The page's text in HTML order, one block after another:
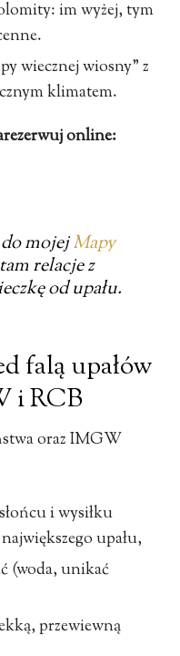
im wyżej, tym
wiecznej wiosny” z
klimatem.
online:
mojejMapy
relacje z
od upału.
falą upałów
i RCB
oraz IMGW
i wysiłku
upału,
(woda, unikać
przewiewną